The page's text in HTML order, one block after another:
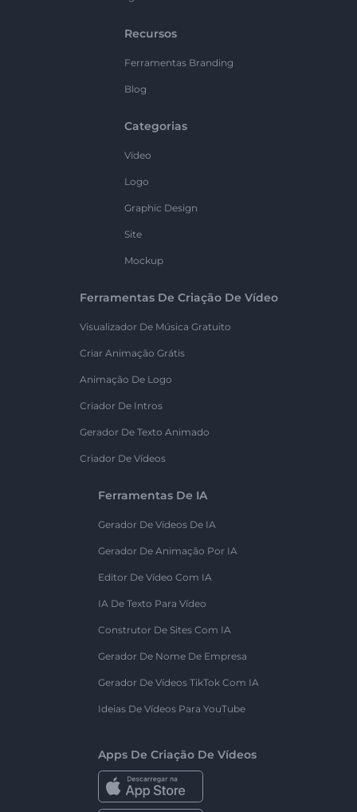
Recursos
Ferramentas Branding
Blog
Categorias
Vídeo
Logo
Graphic Design
Site
Mockup
Ferramentas De Criação De Vídeo
Visualizador De Música Gratuito
Criar Animação Grátis
Animação De Logo
Criador De Intros
Gerador De Texto Animado
Criador De Vídeos
Ferramentas De IA
Gerador De Vídeos De IA
Gerador De Animação Por IA
Editor De Vídeo Com IA
IA De Texto Para Vídeo
Construtor De Sites Com IA
Gerador De Nome De Empresa
Gerador De Vídeos TikTok Com IA
Ideias De Vídeos Para YouTube
Apps De Criação De Vídeos